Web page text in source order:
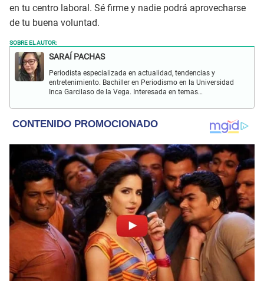
en tu centro laboral. Sé firme y nadie podrá aprovecharse
de tu buena voluntad.
SOBRE EL AUTOR:
SARAÍ PACHAS
Periodista especializada en actualidad, tendencias y
entretenimiento. Bachiller en Periodismo en la Universidad
Inca Garcilaso de la Vega. Interesada en temas
tendencias, coyuntura nacional, etc.